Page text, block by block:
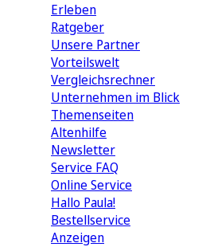
Erleben
Ratgeber
Unsere Partner
Vorteilswelt
Vergleichsrechner
Unternehmen im Blick
Themenseiten
Altenhilfe
Newsletter
Service FAQ
Online Service
Hallo Paula!
Bestellservice
Anzeigen